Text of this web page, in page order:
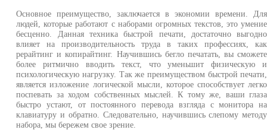
Основное преимущество, заключается в экономии времени. Для
людей, которые работают с наборами огромных текстов, это умение
бесценно. Данная техника быстрой печати, достаточно выгодно
влияет на производительность труда в таких профессиях, как
рерайтинг и копирайтинг. Научившись бегло печатать, вы сможете
более ритмично вводить текст, что уменьшит физическую и
психологическую нагрузку. Так же преимуществом быстрой печати,
является изложение логической мысли, которое способствует легко
поспевать за ходом собственных мыслей. К тому же, ваши глаза
быстро устают, от постоянного перевода взгляда с монитора на
клавиатуру и обратно. Следовательно, научившись слепому методу
набора, мы бережем свое зрение.